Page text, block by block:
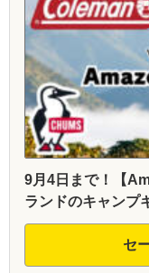
9月4日まで！【
ランドのキャンプ
セ